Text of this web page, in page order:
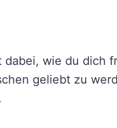
wie du dich
geliebt zu